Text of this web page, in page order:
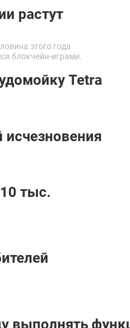
растут
этого года
блокчейн-играми.
Tetra
тыс.
выполнять